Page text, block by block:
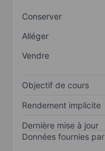
Conserver
Alléger
Vendre
Objectif de cours
Rendement implicite
Dernière mise à jour
Données fournies par